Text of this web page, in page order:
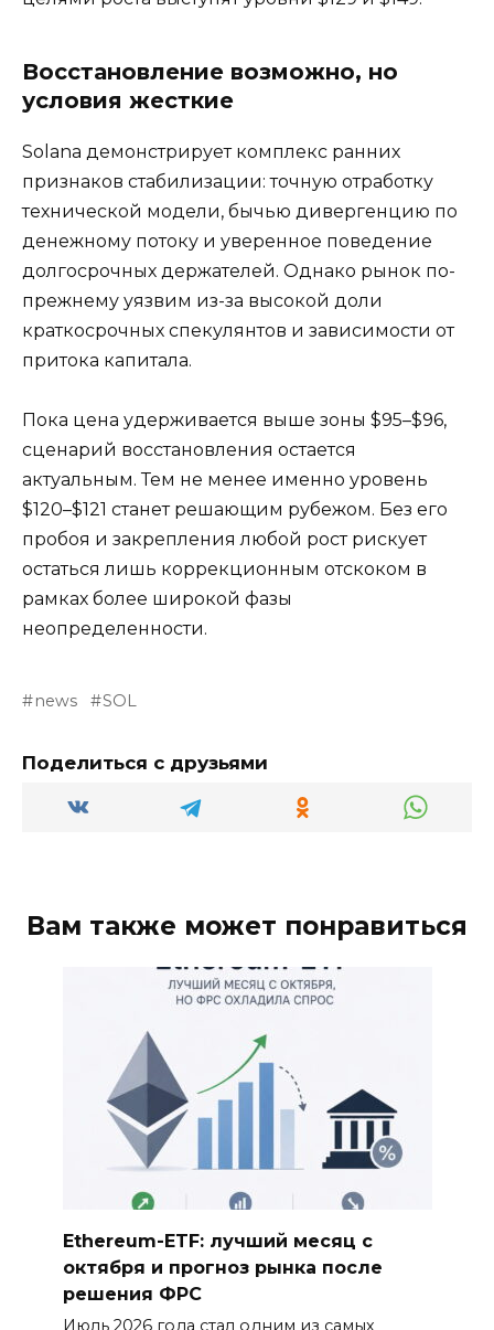
Восстановление возможно, но
условия жесткие
Solana демонстрирует комплекс ранних
признаков стабилизации: точную отработку
технической модели, бычью дивергенцию по
денежному потоку и уверенное поведение
долгосрочных держателей. Однако рынок по-
прежнему уязвим из-за высокой доли
краткосрочных спекулянтов и зависимости от
притока капитала.
Пока цена удерживается выше зоны $95–$96,
сценарий восстановления остается
актуальным. Тем не менее именно уровень
$120–$121 станет решающим рубежом. Без его
пробоя и закрепления любой рост рискует
остаться лишь коррекционным отскоком в
рамках более широкой фазы
неопределенности.
news SOL
Поделиться с друзьями
Вам также может понравиться
Ethereum-ETF: лучший месяц с
октября и прогноз рынка после
решения ФРС
Июль 2026 года стал одним из самых